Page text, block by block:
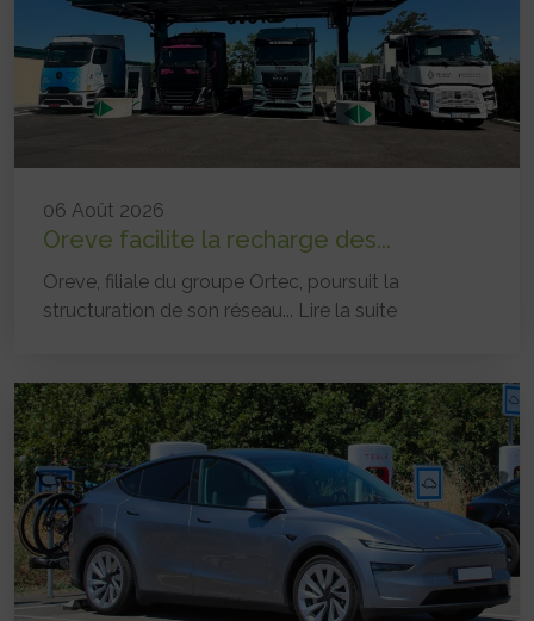
06 Août 2026
Oreve facilite la recharge des...
Oreve, filiale du groupe Ortec, poursuit la
structuration de son réseau... Lire la suite